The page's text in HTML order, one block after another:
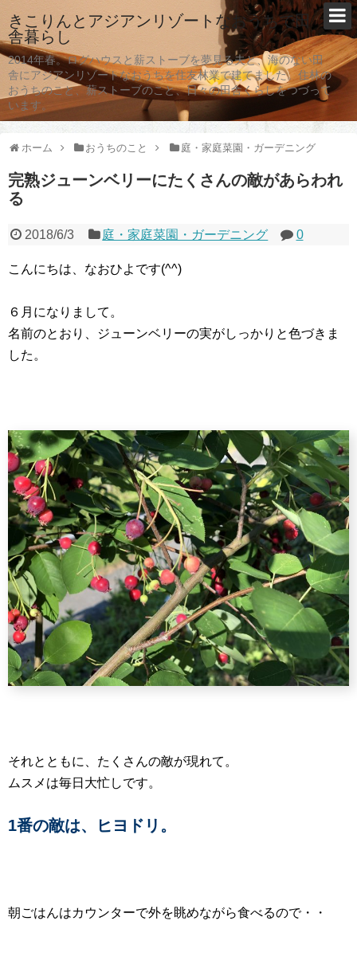
きこりんとアジアンリゾートなおうちで田
舎暮らし
2014年春。ログハウスと薪ストーブを夢見る夫と、海のない田
舎にアジアンリゾートなおうちを住友林業で建てました。住林の
おうちのこと、薪ストーブのこと、日々の田舎くらしをつづって
います。
ホーム おうちのこと 庭・家庭菜園・ガーデニング
完熟ジューンベリーにたくさんの敵があらわれ
る
2018/6/3 庭・家庭菜園・ガーデニング 0
こんにちは、なおひよです(^^)
６月になりまして。
名前のとおり、ジューンベリーの実がしっかりと色づきま
した。
それとともに、たくさんの敵が現れて。
ムスメは毎日大忙しです。
1番の敵は、ヒヨドリ。
朝ごはんはカウンターで外を眺めながら食べるので・・